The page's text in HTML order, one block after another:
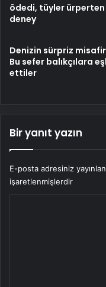
ödedi, tüyler ürperten
deney
Denizin sürpriz
Bu sefer balıkçılara
ettiler
Bir yanıt yazın
E-posta adresiniz
işaretlenmişlerdir